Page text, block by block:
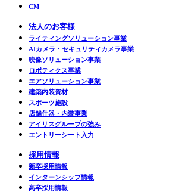
CM
法人のお客様
ライティングソリューション事業
AIカメラ・セキュリティカメラ事業
映像ソリューション事業
ロボティクス事業
エアソリューション事業
建築内装資材
スポーツ施設
店舗什器・内装事業
アイリスグループの強み
エントリーシート入力
採用情報
新卒採用情報
インターンシップ情報
高卒採用情報